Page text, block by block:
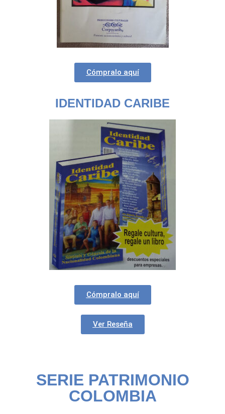
Cómpralo aquí
IDENTIDAD CARIBE
Cómpralo aquí
Ver Reseña
SERIE PATRIMONIO
COLOMBIA